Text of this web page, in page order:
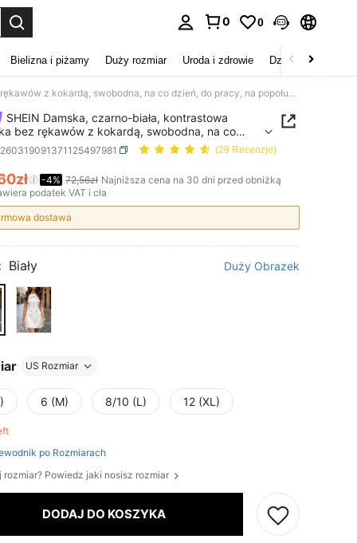
0 0
Bielizna i piżamy Duży rozmiar Uroda i zdrowie Dzieci
SHEIN Damska, czarno-biała, kontrastowa sukienka bez rękawów z kokardą, swobodna, na co dzień, do pracy, na popołudniową herbatę, do biura
SHEIN Damska, czarno-biała, kontrastowa
bez rękawów z kokardą, swobodna, na co
pracy, na popołudniową herbatę, do biura(29 Recenzje)
AND AVAILABILITY
-4% 72,56zł Najniższa cena na 30 dni przed obniżką
podatek VAT i cła
dostawa
Biały Duży Obrazek
US Rozmiar
6 (M) 8/10 (L) 12 (XL)
po Rozmiarach
rozmiar? Powiedz jaki nosisz rozmiar
DODAJ DO KOSZYKA